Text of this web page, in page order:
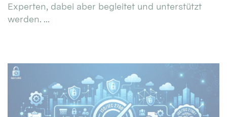
Experten, dabei aber begleitet und unterstützt
werden. ...